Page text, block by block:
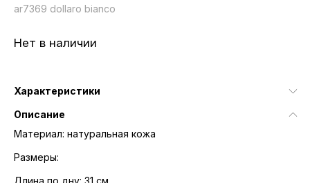
ar7369 dollaro bianco
Нет в наличии
Характеристики
Описание
Материал: натуральная кожа
Размеры: